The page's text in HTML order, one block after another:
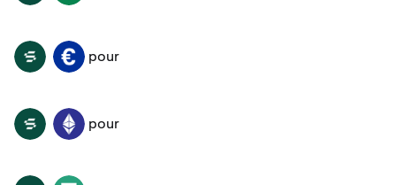
LAYER EUR pour
LAYER ETH pour